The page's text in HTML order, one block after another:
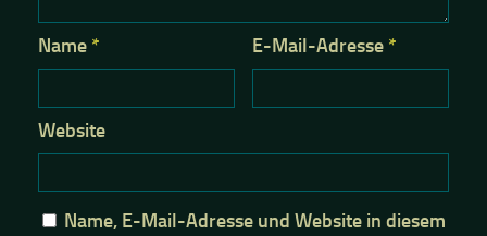
Name * E-Mail-Adresse *
Website
Name, E-Mail-Adresse und Website in diesem